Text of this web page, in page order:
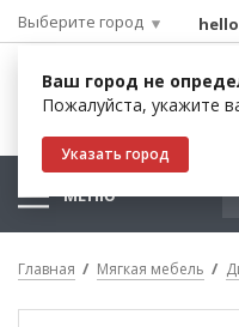
Выберите город
Ваш город не
Пожалуйста, укажите
Указать город
МЕНЮ
Главная Мягкая мебель